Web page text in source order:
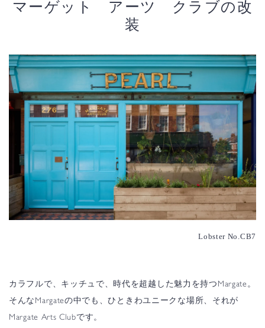
マーゲット アーツ クラブの改
装
Lobster No.CB7
カラフルで、キッチュで、時代を超越した魅力を持つMargate。
そんなMargateの中でも、ひときわユニークな場所、それが
Margate Arts Clubです。